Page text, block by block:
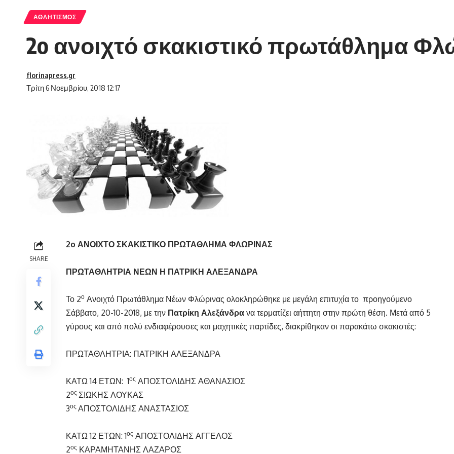
ΑΘΛΗΤΙΣΜΌΣ
2o ανοιχτό σκακιστικό πρωτάθλημα
Τρίτη 6 Νοεμβρίου, 2018 12:17
florinapress.gr
SHARE
2o ΑΝΟΙΧΤΟ ΣΚΑΚΙΣΤΙΚΟ ΠΡΩΤΑΘΛΗΜΑ ΦΛΩΡΙΝΑΣ
ΠΡΩΤΑΘΛΗΤΡΙΑ ΝΕΩΝ Η ΠΑΤΡΙΚΗ ΑΛΕΞΑΝΔΡΑ
Το 2ο Ανοιχτό Πρωτάθλημα Νέων Φλώρινας ολοκληρώθηκε με μεγάλη επιτυχία το προηγούμενο
Σάββατο, 20-10-2018, με την Πατρίκη Αλεξάνδρα να τερματίζει αήττητη στην πρώτη θέση. Μετά από 5
γύρους και από πολύ ενδιαφέρουσες και μαχητικές παρτίδες, διακρίθηκαν οι παρακάτω σκακιστές:
ΠΡΩΤΑΘΛΗΤΡΙΑ: ΠΑΤΡΙΚΗ ΑΛΕΞΑΝΔΡΑ
ΚΑΤΩ 14 ΕΤΩΝ: 1ος ΑΠΟΣΤΟΛΙΔΗΣ ΑΘΑΝΑΣΙΟΣ
2ος ΣΙΩΚΗΣ ΛΟΥΚΑΣ
3ος ΑΠΟΣΤΟΛΙΔΗΣ ΑΝΑΣΤΑΣΙΟΣ
ΚΑΤΩ 12 ΕΤΩΝ: 1ος ΑΠΟΣΤΟΛΙΔΗΣ ΑΓΓΕΛΟΣ
2ος ΚΑΡΑΜΗΤΑΝΗΣ ΛΑΖΑΡΟΣ